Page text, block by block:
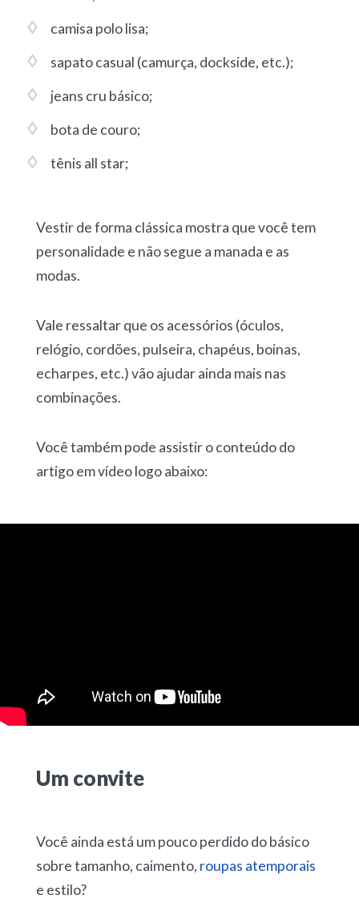
camisa polo lisa;
sapato casual (camurça, dockside, etc.);
jeans cru básico;
bota de couro;
tênis all star;
Vestir de forma clássica mostra que você tem
personalidade e não segue a manada e as
modas.
Vale ressaltar que os acessórios (óculos,
relógio, cordões, pulseira, chapéus, boinas,
echarpes, etc.) vão ajudar ainda mais nas
combinações.
Você também pode assistir o conteúdo do
artigo em vídeo logo abaixo:
Um convite
Você ainda está um pouco perdido do básico
sobre tamanho, caimento, roupas atemporais
e estilo?